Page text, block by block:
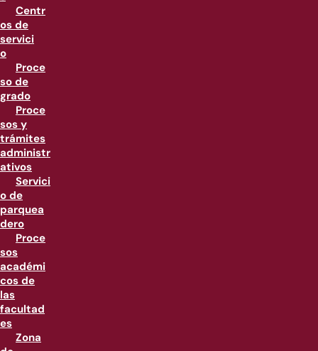
Centr
os de
servici
o
Proce
so de
grado
Proce
sos y
trámites
administr
ativos
Servici
o de
parquea
dero
Proce
sos
académi
cos de
las
facultad
es
Zona